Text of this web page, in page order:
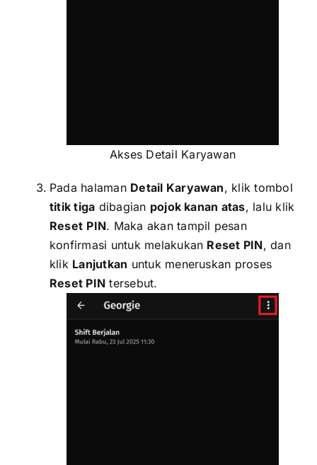
Akses Detail Karyawan
Pada halaman Detail Karyawan, klik tombol
titik tiga dibagian pojok kanan atas, lalu klik
Reset PIN. Maka akan tampil pesan
konfirmasi untuk melakukan Reset PIN, dan
klik Lanjutkan untuk meneruskan proses
Reset PIN tersebut.